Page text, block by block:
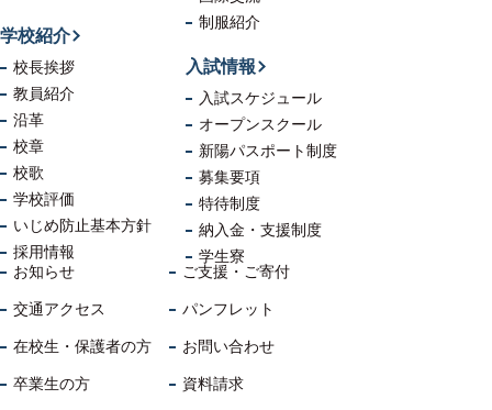
制服紹介
学校紹介
校長挨拶
教員紹介
沿革
校章
校歌
学校評価
いじめ防止基本方針
採用情報
入試情報
入試スケジュール
オープンスクール
新陽パスポート制度
募集要項
特待制度
納入金・支援制度
学生寮
お知らせ
交通アクセス
在校生・保護者の方
卒業生の方
ご支援・ご寄付
パンフレット
お問い合わせ
資料請求